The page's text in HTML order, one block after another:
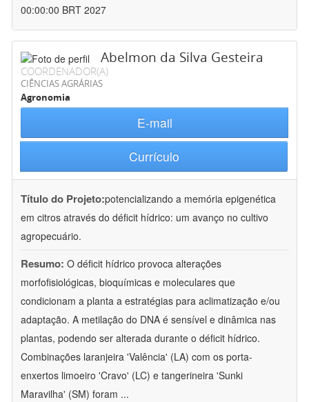
00:00:00 BRT 2027
Abelmon da Silva Gesteira
COORDENADOR(A)
CIÊNCIAS AGRÁRIAS
Agronomia
E-mail
Currículo
Título do Projeto:potencializando a memória epigenética
em citros através do déficit hídrico: um avanço no cultivo
agropecuário.
Resumo: O déficit hídrico provoca alterações
morfofisiológicas, bioquímicas e moleculares que
condicionam a planta a estratégias para aclimatização e/ou
adaptação. A metilação do DNA é sensível e dinâmica nas
plantas, podendo ser alterada durante o déficit hídrico.
Combinações laranjeira 'Valência' (LA) com os porta-
enxertos limoeiro 'Cravo' (LC) e tangerineira 'Sunki
Maravilha' (SM) foram ...